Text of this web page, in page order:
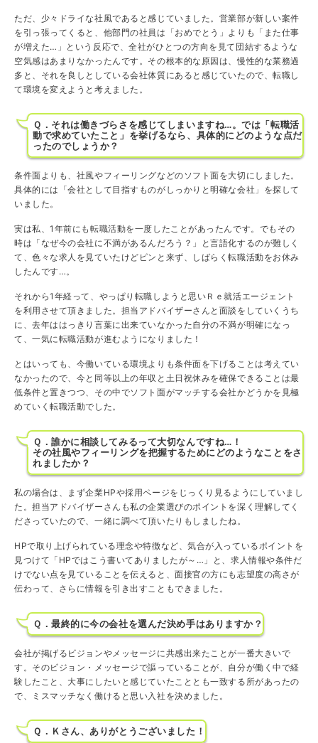
ただ、少々ドライな社風であると感じていました。営業部が新しい案件
を引っ張ってくると、他部門の社員は「おめでとう」よりも「また仕事
が増えた…」という反応で、全社がひとつの方向を見て団結するような
空気感はあまりなかったんです。その根本的な原因は、慢性的な業務過
多と、それを良しとしている会社体質にあると感じていたので、転職し
て環境を変えようと考えました。
Ｑ．それは働きづらさを感じてしまいますね…。では「転職活
動で求めていたこと」を挙げるなら、具体的にどのような点だ
ったのでしょうか？
条件面よりも、社風やフィーリングなどのソフト面を大切にしました。
具体的には「会社として目指すものがしっかりと明確な会社」を探して
いました。
実は私、1年前にも転職活動を一度したことがあったんです。でもその
時は「なぜ今の会社に不満があるんだろう？」と言語化するのが難しく
て、色々な求人を見ていたけどピンと来ず、しばらく転職活動をお休み
したんです…。
それから1年経って、やっぱり転職しようと思いＲｅ就活エージェント
を利用させて頂きました。担当アドバイザーさんと面談をしていくうち
に、去年ははっきり言葉に出来ていなかった自分の不満が明確になっ
て、一気に転職活動が進むようになりました！
とはいっても、今働いている環境よりも条件面を下げることは考えてい
なかったので、今と同等以上の年収と土日祝休みを確保できることは最
低条件と置きつつ、その中でソフト面がマッチする会社かどうかを見極
めていく転職活動でした。
Ｑ．誰かに相談してみるって大切なんですね…！
その社風やフィーリングを把握するためにどのようなことをさ
れましたか？
私の場合は、まず企業HPや採用ページをじっくり見るようにしていまし
た。担当アドバイザーさんも私の企業選びのポイントを深く理解してく
ださっていたので、一緒に調べて頂いたりもしましたね。
HPで取り上げられている理念や特徴など、気合が入っているポイントを
見つけて「HPではこう書いてありましたが～…」と、求人情報や条件だ
けでない点を見ていることを伝えると、面接官の方にも志望度の高さが
伝わって、さらに情報を引き出すこともできました。
Ｑ．最終的に今の会社を選んだ決め手はありますか？
会社が掲げるビジョンやメッセージに共感出来たことが一番大きいで
す。そのビジョン・メッセージで謳っていることが、自分が働く中で経
験したこと、大事にしたいと感じていたこととも一致する所があったの
で、ミスマッチなく働けると思い入社を決めました。
Ｑ．Ｋさん、ありがとうございました！